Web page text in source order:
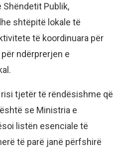
Shëndetit Publik,
shtëpitë lokale të
të koordinuara për
ndërprerjen e
tjetër të rëndësishme që
se Ministria e
listën esenciale të
të parë janë përfshirë